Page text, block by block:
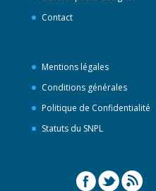
Contact
Mentions légales
Conditions générales
Politique de Confidentialité
Statuts du SNPL